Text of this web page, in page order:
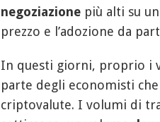
negoziazionepiù alti su un
prezzo e l’adozione da
In questi giorni, proprio i
parte degli economisti
criptovalute. I volumi di